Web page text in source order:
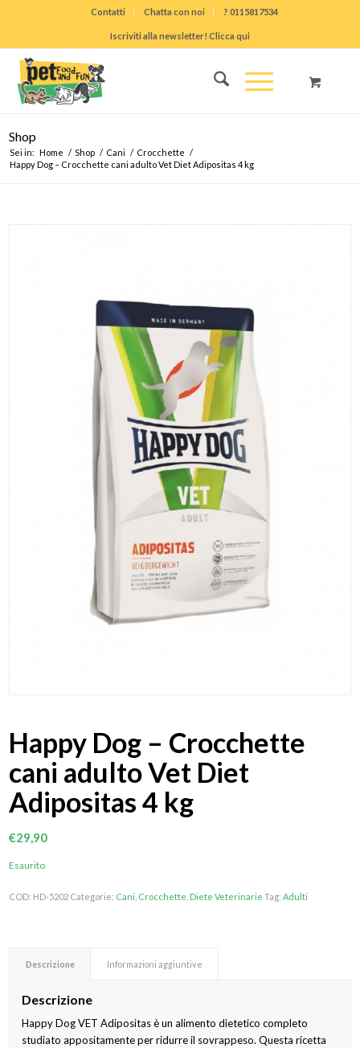
Contatti Chatta con noi ? 0115817534
Iscriviti alla newsletter! Clicca qui
Shop
Sei in: Home / Shop / Cani / Crocchette /
Happy Dog – Crocchette cani adulto Vet Diet Adipositas 4 kg
Happy Dog – Crocchette
cani adulto Vet Diet
Adipositas 4 kg
€29,90
Esaurito
COD: HD-5202 Categorie: Cani Crocchette Diete Veterinarie Tag:Adulti
Descrizione Informazioni aggiuntive
Descrizione
Happy Dog VET Adipositas è un alimento dietetico completo
studiato appositamente per ridurre il sovrappeso. Questa ricetta